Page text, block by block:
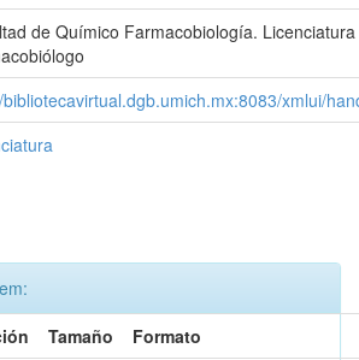
de Químico Farmacobiología.
xmlui/
Tamaño
Formato